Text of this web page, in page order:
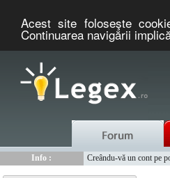
Acest site foloseşte
Continuarea navigării
Info :
www.tntauto.ro -